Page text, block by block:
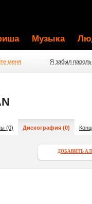
Музыка
меня Я забыл пароль
(0) Дискография (0)
ДОБАВИТЬ